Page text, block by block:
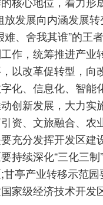
发展向内涵发展
、舍我其谁”的王
作，统筹推进产业
以改革促转型，向
化、信息化、智能
创新发展，大力实
资、文旅融合、农
充分发挥开发区建
持续深化“三化三
亭产业转移示范
家级经济技术开发